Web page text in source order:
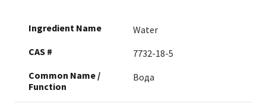
Water
7732-18-5
Вода